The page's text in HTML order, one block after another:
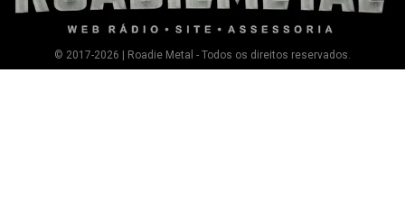
© 2017-2026 | Roadie Metal - Todos os direitos reservados.